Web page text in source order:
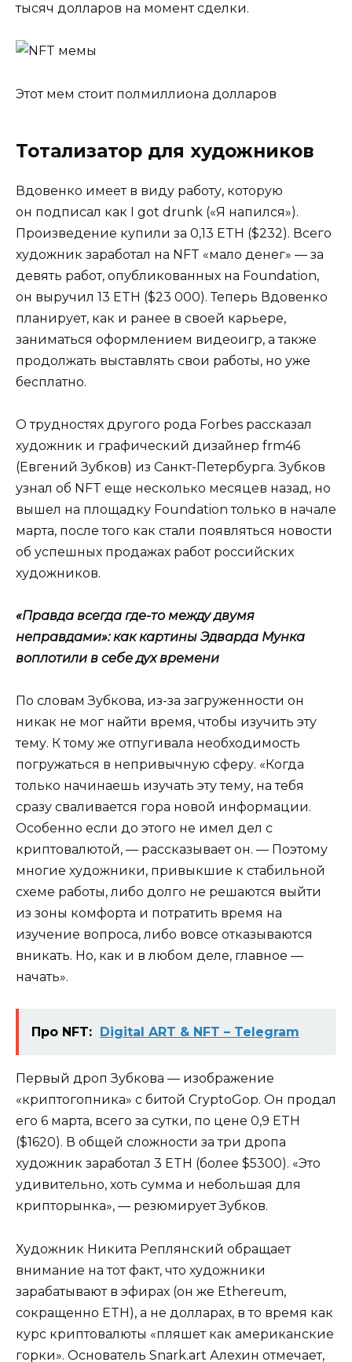
тысяч долларов на момент сделки.
Этот мем стоит полмиллиона долларов
Тотализатор для художников
Вдовенко имеет в виду работу, которую
он подписал как I got drunk («Я напился»).
Произведение купили за 0,13 ETH ($232). Всего
художник заработал на NFT «мало денег» — за
девять работ, опубликованных на Foundation,
он выручил 13 ETH ($23 000). Теперь Вдовенко
планирует, как и ранее в своей карьере,
заниматься оформлением видеоигр, а также
продолжать выставлять свои работы, но уже
бесплатно.
О трудностях другого рода Forbes рассказал
художник и графический дизайнер frm46
(Евгений Зубков) из Санкт-Петербурга. Зубков
узнал об NFT еще несколько месяцев назад, но
вышел на площадку Foundation только в начале
марта, после того как стали появляться новости
об успешных продажах работ российских
художников.
«Правда всегда где-то между двумя
неправдами»: как картины Эдварда Мунка
воплотили в себе дух времени
По словам Зубкова, из-за загруженности он
никак не мог найти время, чтобы изучить эту
тему. К тому же отпугивала необходимость
погружаться в непривычную сферу. «Когда
только начинаешь изучать эту тему, на тебя
сразу сваливается гора новой информации.
Особенно если до этого не имел дел с
криптовалютой, — рассказывает он. — Поэтому
многие художники, привыкшие к стабильной
схеме работы, либо долго не решаются выйти
из зоны комфорта и потратить время на
изучение вопроса, либо вовсе отказываются
вникать. Но, как и в любом деле, главное —
начать».
Про NFT: Digital ART & NFT – Telegram
Первый дроп Зубкова — изображение
«криптогопника» с битой CryptoGop. Он продал
его 6 марта, всего за сутки, по цене 0,9 ETH
($1620). В общей сложности за три дропа
художник заработал 3 ETH (более $5300). «Это
удивительно, хоть сумма и небольшая для
крипторынка», — резюмирует Зубков.
Художник Никита Реплянский обращает
внимание на тот факт, что художники
зарабатывают в эфирах (он же Ethereum,
сокращенно ETH), а не долларах, в то время как
курс криптовалюты «пляшет как американские
горки». Основатель Snark.art Алехин отмечает,